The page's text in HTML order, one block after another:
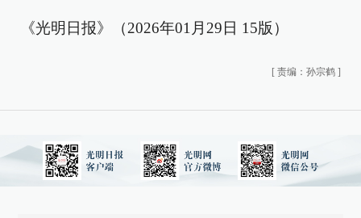
《光明日报》（2026年01月29日 15版）
[ 责编：孙宗鹤 ]